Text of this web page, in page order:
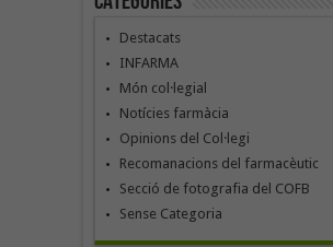
Destacats
INFARMA
Món col·legial
Notícies farmàcia
Opinions del Col·legi
Recomanacions del farmacèutic
Secció de fotografia del COFB
Sense Categoria